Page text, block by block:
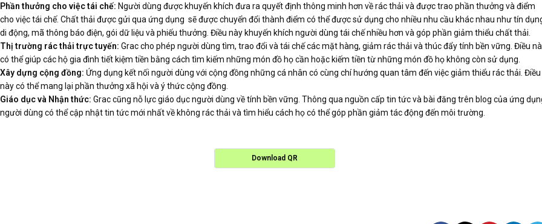
Phần thưởng cho việc tái chế: Người dùng được khuyến khích đưa ra quyết định thông minh hơn về rác thải và được trao phần thưởng và điểm
cho việc tái chế. Chất thải được gửi qua ứng dụng sẽ được chuyển đổi thành điểm có thể được sử dụng cho nhiều nhu cầu khác nhau như tín
di động, mã thông báo điện, gói dữ liệu và phiếu thưởng. Điều này khuyến khích người dùng tái chế nhiều hơn và góp phần giảm thiểu chất thải.
Thị trường rác thải trực tuyến: Grac cho phép người dùng tìm, trao đổi và tái chế các mặt hàng, giảm rác thải và thúc đẩy tính bền vững. Điều
có thể giúp các hộ gia đình tiết kiệm tiền bằng cách tìm kiếm những món đồ họ cần hoặc kiếm tiền từ những món đồ họ không còn sử dụng.
Xây dựng cộng đồng: Ứng dụng kết nối người dùng với cộng đồng những cá nhân có cùng chí hướng quan tâm đến việc giảm thiểu rác thải. Điều
này có thể mang lại phần thưởng xã hội và ý thức cộng đồng.
Giáo dục và Nhận thức: Grac cũng nỗ lực giáo dục người dùng về tính bền vững. Thông qua nguồn cấp tin tức và bài đăng trên blog của ứng
người dùng có thể cập nhật tin tức mới nhất về không rác thải và tìm hiểu cách họ có thể góp phần giảm tác động đến môi trường.
Download QR